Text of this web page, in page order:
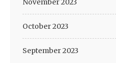
November 2023
October 2023
September 2023